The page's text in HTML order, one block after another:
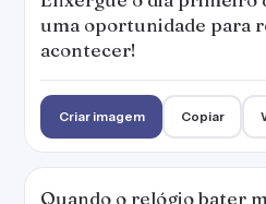
Criar imagem